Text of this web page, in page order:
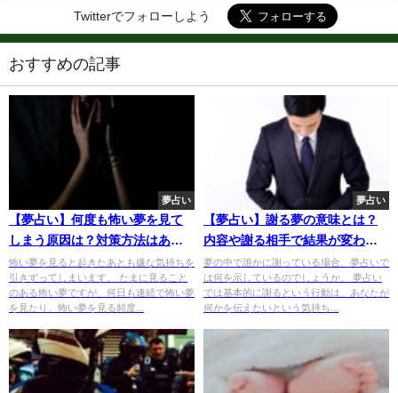
Twitterでフォローしよう
おすすめの記事
夢占い
【夢占い】何度も怖い夢を見て
しまう原因は？対策方法はあ
る？
怖い夢を見ると起きたあとも嫌な気持ちを
引きずってしまいます。 たまに見ること
のある怖い夢ですが、何日も連続で怖い夢
を見たり、怖い夢を見る頻度...
夢占い
【夢占い】謝る夢の意味とは？
内容や謝る相手で結果が変わ
る！
夢の中で誰かに謝っている場合、夢占いで
は何を示しているのでしょうか。 夢占い
では基本的に謝るという行動は、あなたが
何かを伝えたいという気持ち...